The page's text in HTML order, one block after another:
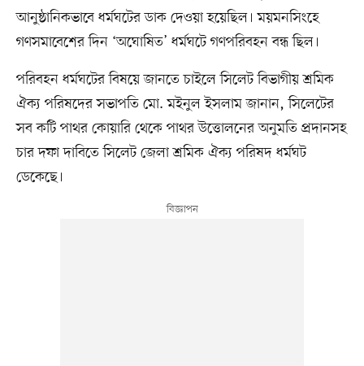
আনুষ্ঠানিকভাবে ধর্মঘটের ডাক দেওয়া হয়েছিল। ময়মনসিংহে
গণসমাবেশের দিন ‘অঘোষিত’ ধর্মঘটে গণপরিবহন বন্ধ ছিল।
পরিবহন ধর্মঘটের বিষয়ে জানতে চাইলে সিলেট বিভাগীয় শ্রমিক
ঐক্য পরিষদের সভাপতি মো. মইনুল ইসলাম জানান, সিলেটের
সব কটি পাথর কোয়ারি থেকে পাথর উত্তোলনের অনুমতি প্রদানসহ
চার দফা দাবিতে সিলেট জেলা শ্রমিক ঐক্য পরিষদ ধর্মঘট
ডেকেছে।